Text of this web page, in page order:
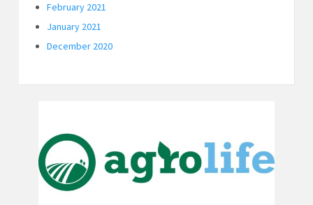
February 2021
January 2021
December 2020